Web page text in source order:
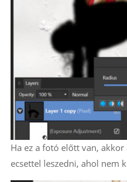
Ha ez a fotó előtt van,
ecsettel leszedni, ahol nem